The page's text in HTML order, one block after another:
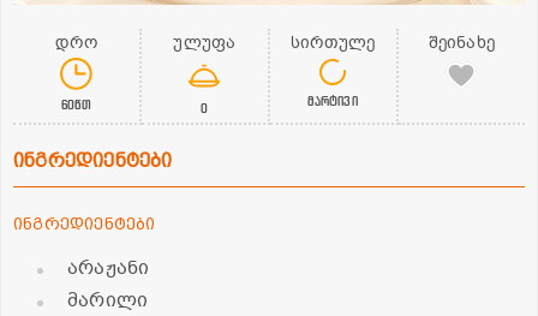
დრო
60წთ
ულუფა
0
სირთულე
მარტივი
შეინახე
ინგრედიენტები
ინგრედიენტები
არაჟანი
მარილი